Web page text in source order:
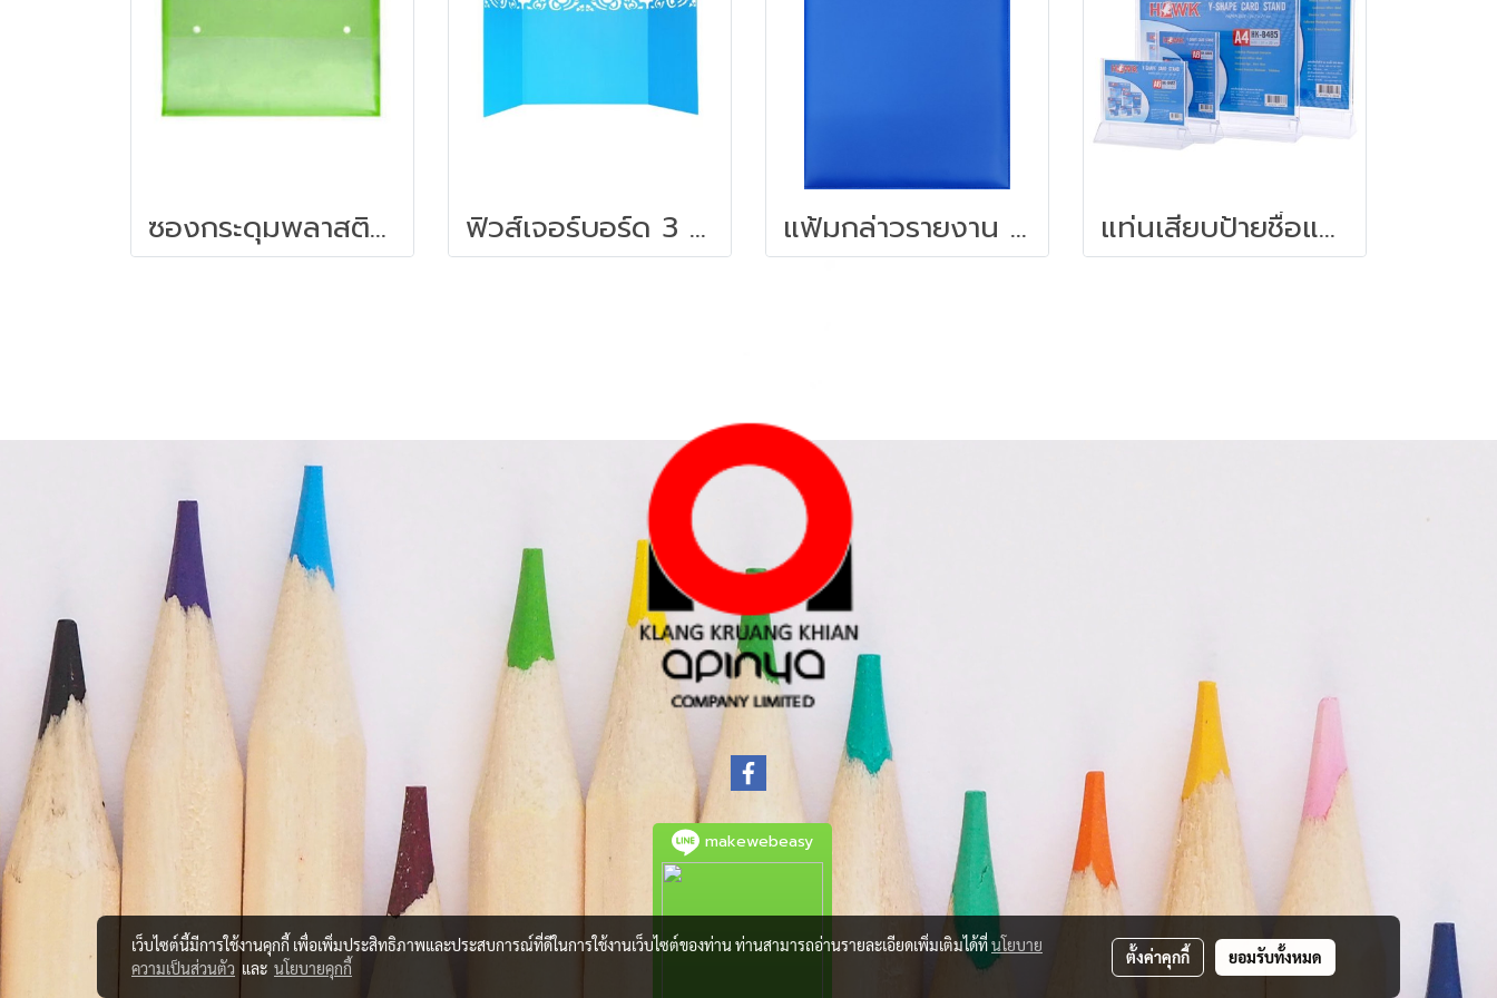
ซองกระดุมพลาสติก F4 ออร์ก้า B-154 ฟิวส์เจอร์บอร์ด 3 พับ 63x120 คละสี แฟ้มกล่าวรายงาน A4 ครุฑ ปกหนัง แท่นเสียบป้ายชื่อแนวตั้ง A4 ขาว ฮอร์ค HK-B491
makewebeasy
เว็บไซต์นี้มีการใช้งานคุกกี้ เพื่อเพิ่มประสิทธิภาพและประสบการณ์ที่ดีในการใช้งานเว็บไซต์ของท่าน ท่านสามารถอ่านรายละเอียดเพิ่มเติมได้ที่นโยบาย
ความเป็นส่วนตัว และ นโยบายคุกกี้
ตั้งค่าคุกกี้ ยอมรับทั้งหมด